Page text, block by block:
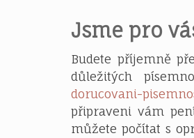
Jsme pro
Budete příjemně
důležitých
dorucovani-
připraveni vám
můžete počítat s